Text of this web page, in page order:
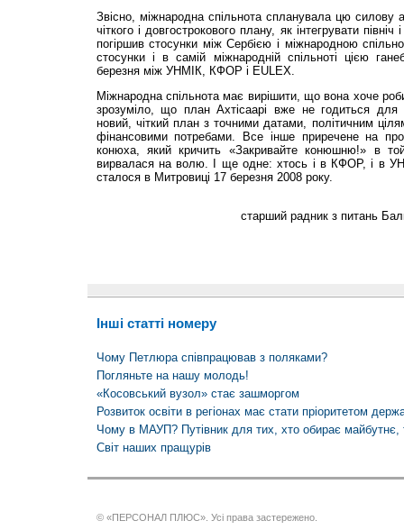
Звісно, міжнародна спільнота спланувала цю
чіткого і довгострокового плану, як інтегрувати
погіршив стосунки між Сербією і міжнародною
стосунки і в самій міжнародній спільноті цією
березня між УНМІК, КФОР і EULEX.
Міжнародна спільнота має вирішити, що вона хоче
зрозуміло, що план Ахтісаарі вже не годиться для
новий, чіткий план з точними датами, політичним
фінансовими потребами. Все інше приречене на
конюха, який кричить «Закривайте конюшню!» в
вирвалася на волю. І ще одне: хтось і в КФОР, і в
сталося в Митровиці 17 березня 2008 року.
старший радник з питань
Інші статті номеру
Чому Петлюра співпрацював з поляками?
Погляньте на нашу молодь!
«Косовський вузол» стає зашморгом
Розвиток освіти в регіонах має стати пріоритетом
Чому в МАУП? Путівник для тих, хто обирає майбутнє,
Свiт наших пращурів
© «ПЕРСОНАЛ ПЛЮС». Усі права застережено.